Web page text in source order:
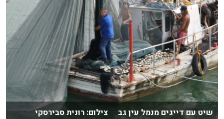
שיט עם דייגים מנמל עין גב צילום: רונית סבירסקי